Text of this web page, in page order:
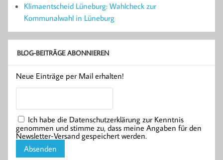
Klimaentscheid Lüneburg: Wahlcheck zur
Kommunalwahl in Lüneburg
BLOG-BEITRÄGE ABONNIEREN
Neue Einträge per Mail erhalten!
Ich habe die Datenschutzerklärung zur Kenntnis
genommen und stimme zu, dass meine Angaben für den
Newsletter-Versand gespeichert werden.